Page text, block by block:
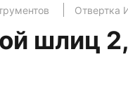
Отвертка
шлиц